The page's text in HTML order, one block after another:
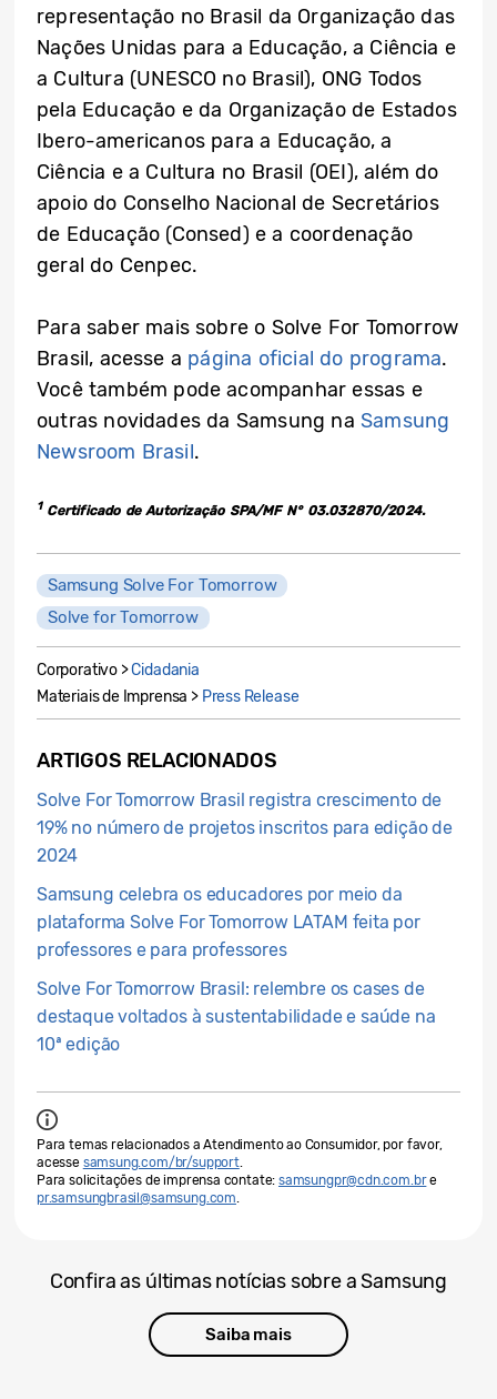
representação no Brasil da Organização das
Nações Unidas para a Educação, a Ciência e
a Cultura (UNESCO no Brasil), ONG Todos
pela Educação e da Organização de Estados
Ibero-americanos para a Educação, a
Ciência e a Cultura no Brasil (OEI), além do
apoio do Conselho Nacional de Secretários
de Educação (Consed) e a coordenação
geral do Cenpec.
Para saber mais sobre o Solve For Tomorrow
Brasil, acesse a página oficial do programa.
Você também pode acompanhar essas e
outras novidades da Samsung na Samsung
Newsroom Brasil.
1Certificado de Autorização SPA/MF N° 03.032870/2024.
Samsung Solve For Tomorrow
Solve for Tomorrow
Corporativo >Cidadania
Materiais de Imprensa > Press Release
ARTIGOS RELACIONADOS
Solve For Tomorrow Brasil registra crescimento de
19% no número de projetos inscritos para edição de
2024
Samsung celebra os educadores por meio da
plataforma Solve For Tomorrow LATAM feita por
professores e para professores
Solve For Tomorrow Brasil: relembre os cases de
destaque voltados à sustentabilidade e saúde na
10ª edição
Para temas relacionados a Atendimento ao Consumidor, por favor,
acesse samsung.com/br/support.
Para solicitações de imprensa contate: samsungpr@cdn.com.bre
pr.samsungbrasil@samsung.com.
Confira as últimas notícias sobre a Samsung
Saiba mais